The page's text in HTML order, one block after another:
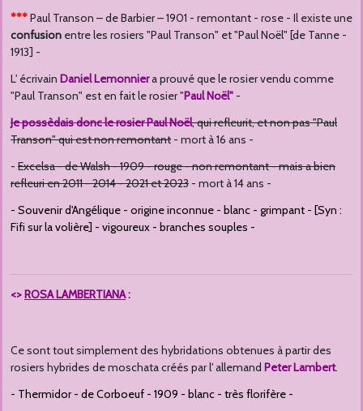
***Paul Transon – de Barbier – 1901 - remontant - rose - Il existe une
confusion entre les rosiers "Paul Transon" et "Paul Noël" [de Tanne -
1913] -
L' écrivain Daniel Lemonniera prouvé que le rosier vendu comme
"Paul Transon" est en fait le rosier "Paul Noël" -
Je possèdais donc le rosier Paul Noël, qui refleurit, et non pas "Paul
Transon" qui est non remontant - mort à 16 ans -
- Excelsa - de Walsh - 1909 - rouge - non remontant - mais a bien
refleuri en 2011 - 2014 - 2021 et 2023 - mort à 14 ans -
- Souvenir d'Angélique - origine inconnue - blanc - grimpant - [Syn :
Fifi sur la volière] - vigoureux - branches souples -
<>ROSA LAMBERTIANA:
Ce sont tout simplement des hybridations obtenues à partir des
rosiers hybrides de moschata créés par l' allemand Peter Lambert.
- Thermidor - de Corboeuf - 1909 - blanc - très florifère -